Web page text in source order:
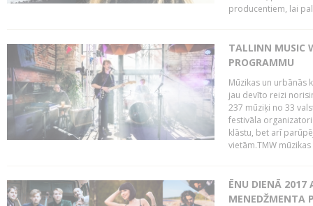
producentiem, lai
TALLINN MUSIC
PROGRAMMU
Mūzikas un urbānās
jau devīto reizi
237 mūziķi no 33
festivāla
klāstu, bet arī
vietām.TMW
ĒNU DIENĀ 2017
MENEDŽMENTA